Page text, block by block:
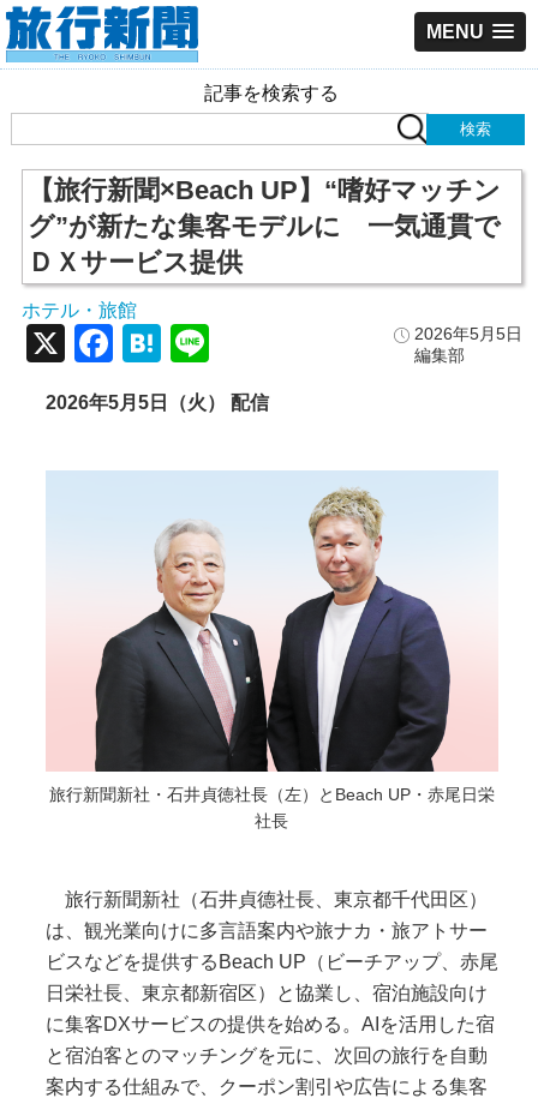
MENU
記事を検索する
【旅行新聞×Beach UP】“嗜好マッチン
グ”が新たな集客モデルに 一気通貫で
ＤＸサービス提供
ホテル・旅館
2026年5月5日
編集部
X Facebook
Hatena
2026年5月5日（火） 配信
旅行新聞新社・石井貞徳社長（左）とBeach UP・赤尾日栄
社長
旅行新聞新社（石井貞德社長、東京都千代田区）
は、観光業向けに多言語案内や旅ナカ・旅アトサー
ビスなどを提供するBeach UP（ビーチアップ、赤尾
日栄社長、東京都新宿区）と協業し、宿泊施設向け
に集客DXサービスの提供を始める。AIを活用した宿
と宿泊客とのマッチングを元に、次回の旅行を自動
案内する仕組みで、クーポン割引や広告による集客